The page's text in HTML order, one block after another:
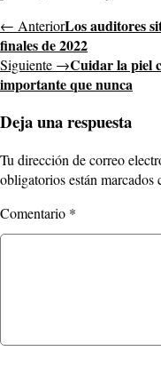
← AnteriorLos auditores
finales de 2022
Siguiente →Cuidar la piel
importante que nunca
Deja una respuesta
Tu dirección de correo
obligatorios están marcados
Comentario *